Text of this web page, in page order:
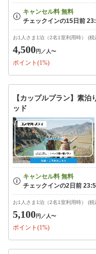
お1人さま1泊（2名1室利用時） (税
4,500円 ／人〜
ポイント(1%)
【カップルプラン】素
ッド
お1人さま1泊（2名1室利用時） (税
5,100円 ／人〜
ポイント(1%)